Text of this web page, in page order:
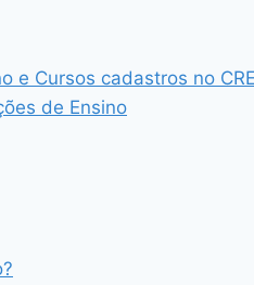
e Cursos cadastros no
de Ensino